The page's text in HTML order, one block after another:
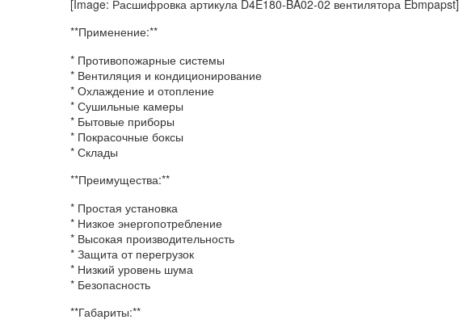
[Image: Расшифровка артикула D4E180-BA02-02 вентилятора Ebmpapst]
**Применение:**
* Противопожарные системы
* Вентиляция и кондиционирование
* Охлаждение и отопление
* Сушильные камеры
* Бытовые приборы
* Покрасочные боксы
* Склады
**Преимущества:**
* Простая установка
* Низкое энергопотребление
* Высокая производительность
* Защита от перегрузок
* Низкий уровень шума
* Безопасность
**Габариты:**